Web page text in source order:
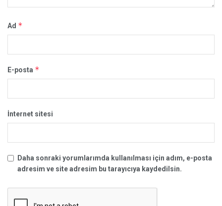
Ad *
E-posta *
İnternet sitesi
Daha sonraki yorumlarımda kullanılması için adım, e-posta
adresim ve site adresim bu tarayıcıya kaydedilsin.